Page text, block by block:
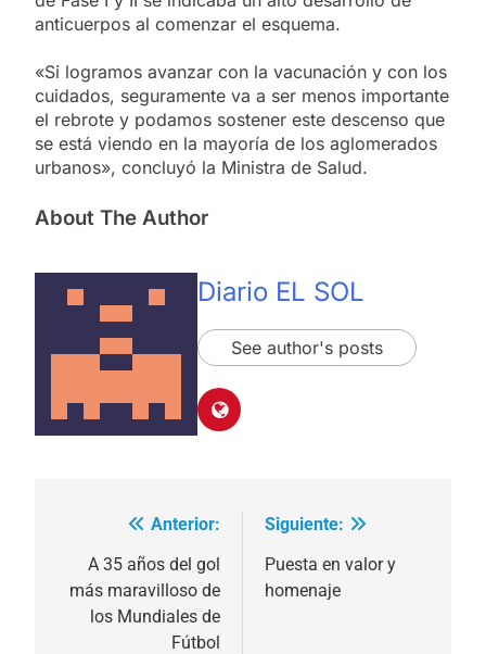
anticuerpos al comenzar el esquema.
«Si logramos avanzar con la vacunación y con los
cuidados, seguramente va a ser menos importante
el rebrote y podamos sostener este descenso que
se está viendo en la mayoría de los aglomerados
urbanos», concluyó la Ministra de Salud.
About The Author
Diario EL SOL
See author's posts
Navegación
entradas
Anterior:
A 35 años del gol
más maravilloso de
los Mundiales de
Fútbol
Siguiente:
Puesta en valor y
homenaje